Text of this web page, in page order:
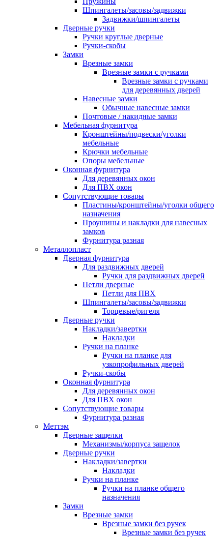
Шпингалеты/засовы/задвижки
Задвижки/шпингалеты
Дверные ручки
Ручки круглые дверные
Ручки-скобы
Замки
Врезные замки
Врезные замки с ручками
Врезные замки с ручками
для деревянных дверей
Навесные замки
Обычные навесные замки
Почтовые / накидные замки
Мебельная фурнитура
Кронштейны/подвески/уголки
мебельные
Крючки мебельные
Опоры мебельные
Оконная фурнитура
Для деревянных окон
Для ПВХ окон
Сопутствующие товары
Пластины/кронштейны/уголки общего
назначения
Проушины и накладки для навесных
замков
Фурнитура разная
Металлопласт
Дверная фурнитура
Для раздвижных дверей
Ручки для раздвижных дверей
Петли дверные
Петли для ПВХ
Шпингалеты/засовы/задвижки
Торцевые/ригеля
Дверные ручки
Накладки/завертки
Накладки
Ручки на планке
Ручки на планке для
узкопрофильных дверей
Ручки-скобы
Оконная фурнитура
Для деревянных окон
Для ПВХ окон
Сопутствующие товары
Фурнитура разная
Меттэм
Дверные защелки
Механизмы/корпуса защелок
Дверные ручки
Накладки/завертки
Накладки
Ручки на планке
Ручки на планке общего
назначения
Замки
Врезные замки
Врезные замки без ручек
Врезные замки без ручек